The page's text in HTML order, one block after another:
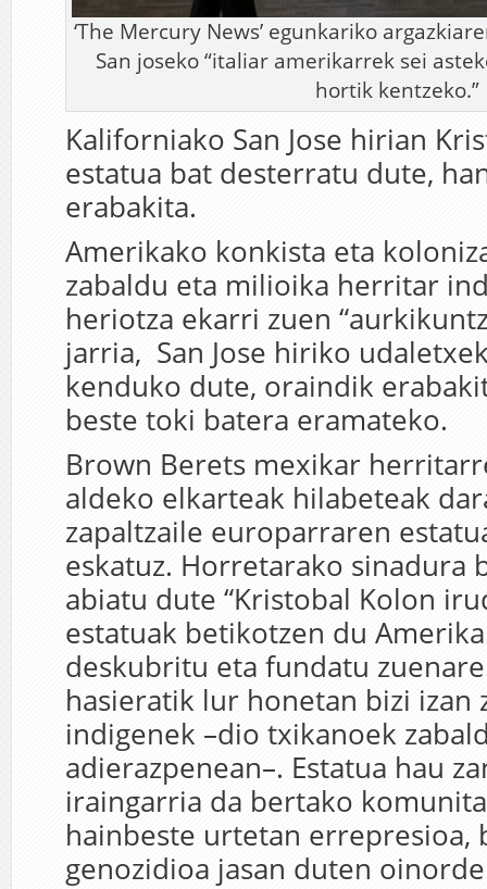
‘The Mercury News’ egunkariko
San joseko “italiar amerikarrek sei
hortik kentzeko.”
Kaliforniako San Jose hirian
estatua bat desterratu dute,
erabakita.
Amerikako konkista eta
zabaldu eta milioika herritar
heriotza ekarri zuen
jarria, San Jose hiriko
kenduko dute, oraindik
beste toki batera eramateko.
Brown Berets mexikar
aldeko elkarteak hilabeteak
zapaltzaile europarraren
eskatuz. Horretarako sinadura
abiatu dute “Kristobal Kolon
estatuak betikotzen du
deskubritu eta fundatu
hasieratik lur honetan bizi izan
indigenek –dio txikanoek
adierazpenean–. Estatua hau
iraingarria da bertako
hainbeste urtetan errepresioa,
genozidioa jasan duten